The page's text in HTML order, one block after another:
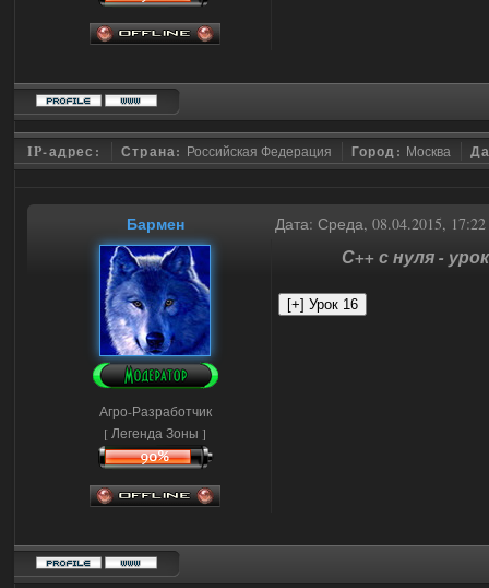
IP-адрес: Страна: Российская Федерация Город: Москва
Бармен Дата: Среда, 08.04.2015,
Агро-Разработчик
[ Легенда Зоны ]
С++ с нуля -